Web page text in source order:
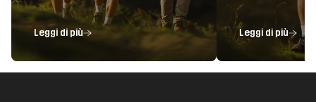
Leggi di più Leggi di più